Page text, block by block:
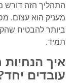
התהליך הזה
מעניק הוא עצום.
ביותר להבטיח
תמיד.
איך הנחיות
עובדים